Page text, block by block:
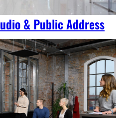
& Public Address